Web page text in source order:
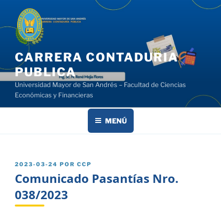
contenido
CARRERA CONTADURIA
PUBLICA
Universidad Mayor de San Andrés – Facultad de Ciencias
Económicas y Financieras
MENÚ
PUBLICADO
2023-03-24 POR CCP
Comunicado Pasantías Nro.
038/2023